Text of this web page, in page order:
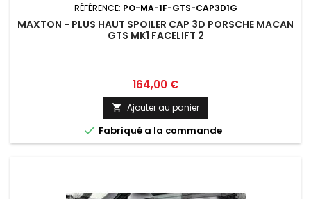
RÉFÉRENCE: PO-MA-1F-GTS-CAP3D1G
MAXTON - PLUS HAUT SPOILER CAP 3D PORSCHE MACAN
GTS MK1 FACELIFT 2
Prix
164,00 €
 Ajouter au panier
 Fabriqué a la commande